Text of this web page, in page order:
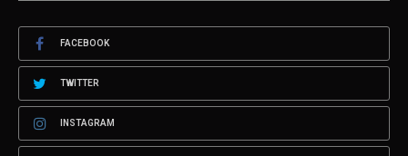
FACEBOOK
TWITTER
INSTAGRAM